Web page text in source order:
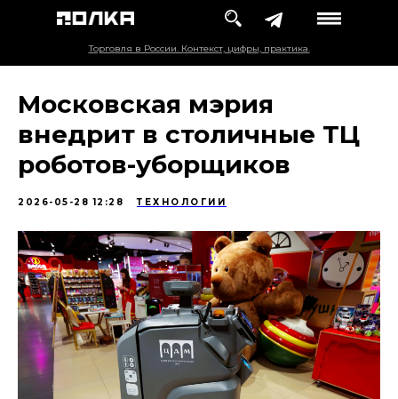
Торговля в России. Контекст, цифры, практика.
Московская мэрия
внедрит в столичные ТЦ
роботов-уборщиков
2026-05-28 12:28 ТЕХНОЛОГИИ